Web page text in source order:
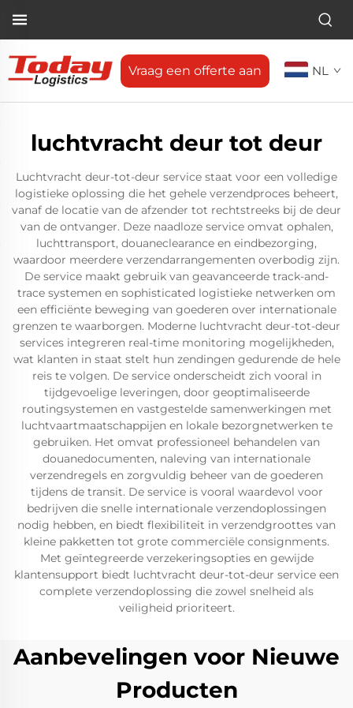
Vraag een offerte aan NL
luchtvracht deur tot deur
Luchtvracht deur-tot-deur service staat voor een volledige
logistieke oplossing die het gehele verzendproces beheert,
vanaf de locatie van de afzender tot rechtstreeks bij de deur
van de ontvanger. Deze naadloze service omvat ophalen,
luchttransport, douaneclearance en eindbezorging,
waardoor meerdere verzendarrangementen overbodig zijn.
De service maakt gebruik van geavanceerde track-and-
trace systemen en sophisticated logistieke netwerken om
een efficiënte beweging van goederen over internationale
grenzen te waarborgen. Moderne luchtvracht deur-tot-deur
services integreren real-time monitoring mogelijkheden,
wat klanten in staat stelt hun zendingen gedurende de hele
reis te volgen. De service onderscheidt zich vooral in
tijdgevoelige leveringen, door geoptimaliseerde
routingsystemen en vastgestelde samenwerkingen met
luchtvaartmaatschappijen en lokale bezorgnetwerken te
gebruiken. Het omvat professioneel behandelen van
douanedocumenten, naleving van internationale
verzendregels en zorgvuldig beheer van de goederen
tijdens de transit. De service is vooral waardevol voor
bedrijven die snelle internationale verzendoplossingen
nodig hebben, en biedt flexibiliteit in verzendgroottes van
kleine pakketten tot grote commerciële consignments.
Met geïntegreerde verzekeringsopties en gewijde
klantensupport biedt luchtvracht deur-tot-deur service een
complete verzendoplossing die zowel snelheid als
veiligheid prioriteert.
Aanbevelingen voor Nieuwe
Producten